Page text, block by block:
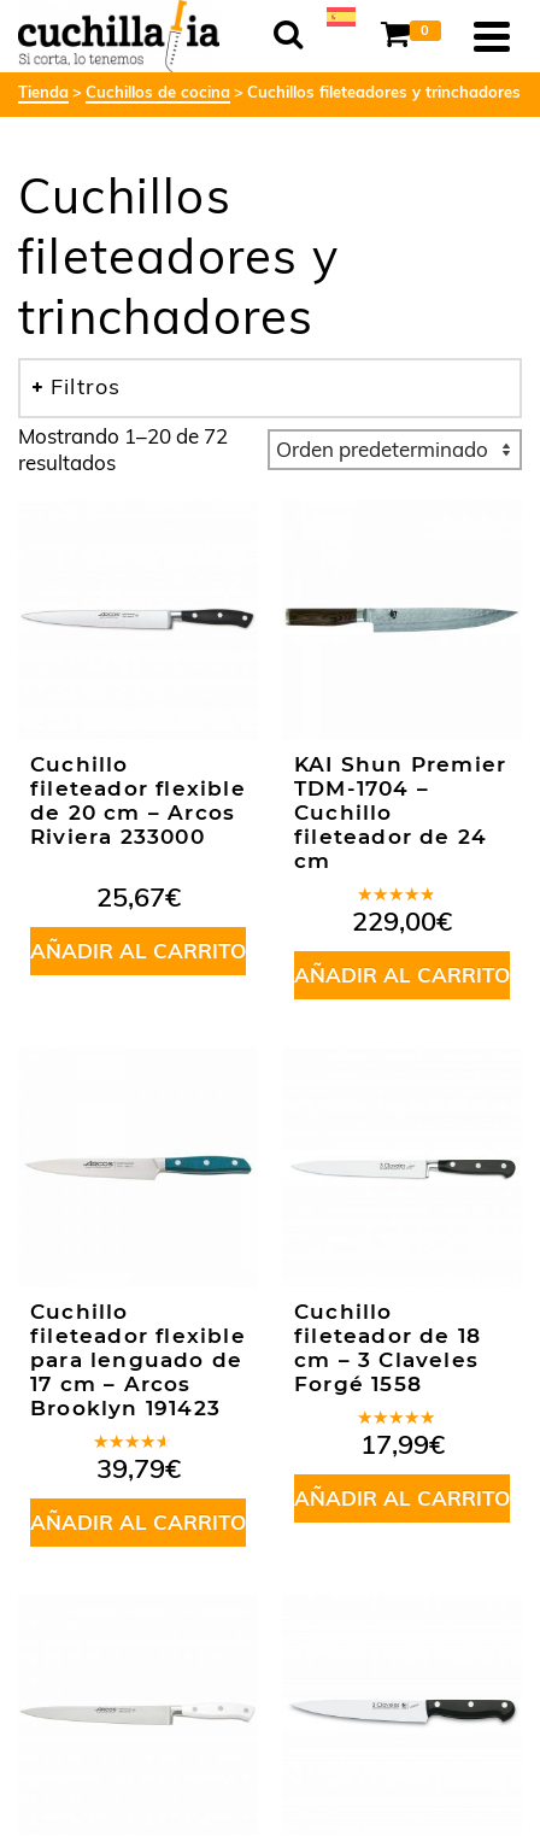
0
Tienda Cuchillos de cocina Cuchillos fileteadores y trinchadores
Cuchillos
fileteadores y
trinchadores
Filtros
Mostrando 1–20 de 72
resultados
Cuchillo
fileteador flexible
de 20 cm – Arcos
Riviera 233000
25,67€
AÑADIR AL CARRITO
KAI Shun Premier
TDM-1704 –
Cuchillo
fileteador de 24
cm
Valorado
en4.20
de 5
229,00€
AÑADIR AL CARRITO
Cuchillo
fileteador flexible
para lenguado de
17 cm – Arcos
Brooklyn 191423
Valorado
en4.00
de 5
39,79€
AÑADIR AL CARRITO
Cuchillo
fileteador de 18
cm – 3 Claveles
Forgé 1558
Valorado
en5.00de
5
17,99€
AÑADIR AL CARRITO